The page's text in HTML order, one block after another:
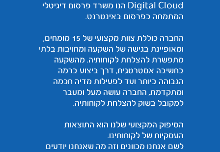
Digital Cloud הנו משרד פרסום דיגיטלי
המתמחה בפרסום באינטרנט.
החברה כוללת צוות מקצועי של 15 מומחים,
ומאופיינת בגישה של השקעה ומחויבות בלתי
מתפשרת להצלחת לקוחותיה. מהשקעה
בחשיבה אסטרטגית, דרך ביצוע ברמה
הגבוהה ביותר ועד לפעילות מדיה חכמה
ומתקדמת, החברה עושה מעל ומעבר
למקובל בשוק להצלחת לקוחותיה.
הסיפוק המקצועי שלנו הוא התוצאות
העסקיות של לקוחותינו.
לשם אנחנו מכוונים וזה מה שאנחנו יודעים